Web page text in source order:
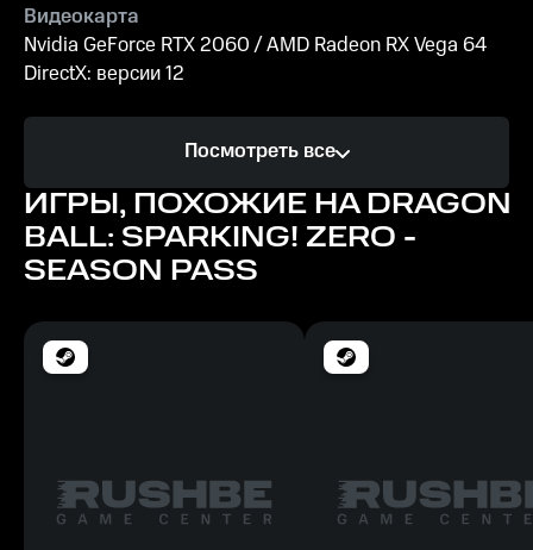
Видеокарта
Nvidia GeForce RTX 2060 / AMD Radeon RX Vega 64
DirectX: версии 12
Intel CPU Core i5-9600K
Память
16 ГБ ОЗУ
29 ГБ
64-разрядная версия Windows 7 / 64-разрядная
версия Windows 8 / 64-разрядная версия Windows 10
Посмотреть все
ИГРЫ, ПОХОЖИЕ НА DRAGON
BALL: SPARKING! ZERO -
SEASON PASS